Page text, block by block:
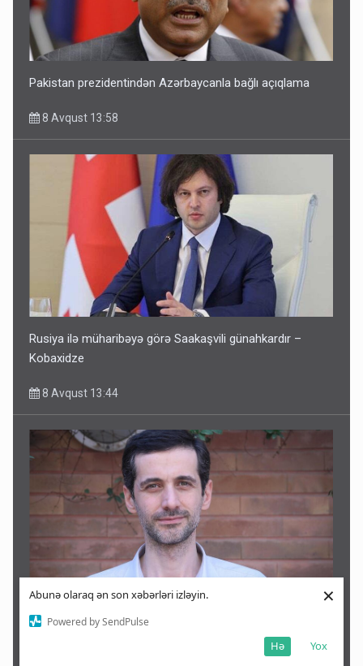
Abunə olaraq ən son xəbərləri izləyin.
Powered by SendPulse
Yox
Hə
×
Pakistan prezidentindən Azərbaycanla bağlı açıqlama
8 Avqust 13:58
Rusiya ilə müharibəyə görə Saakaşvili günahkardır –
Kobaxidze
8 Avqust 13:44
Məsud Pezeşkianın oğlu türkcə danışdı - VİDEO